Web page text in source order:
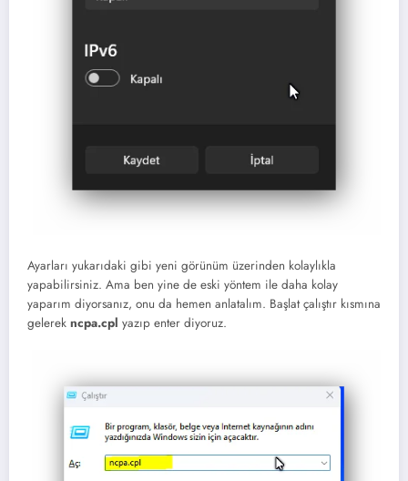
Ayarları yukarıdaki gibi yeni görünüm üzerinden kolaylıkla
yapabilirsiniz. Ama ben yine de eski yöntem ile daha kolay
yaparım diyorsanız, onu da hemen anlatalım. Başlat çalıştır kısmına
gelerek ncpa.cpl yazıp enter diyoruz.